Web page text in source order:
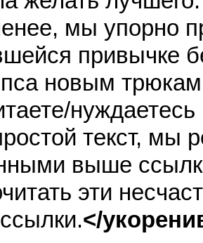
мы упорно
привычке
пса новым
текст, мы
выше
эти
</